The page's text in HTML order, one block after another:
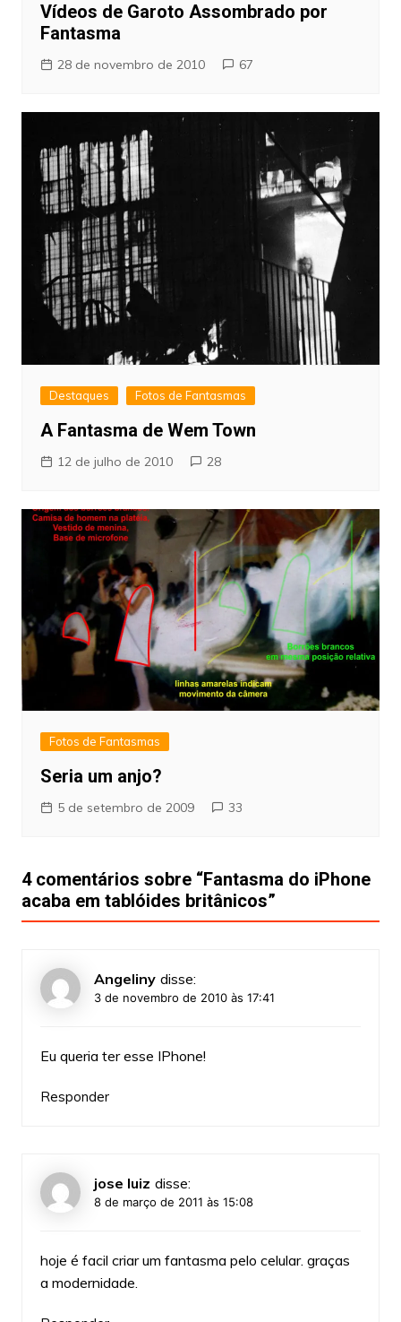
Vídeos de Garoto Assombrado por
Fantasma
28 de novembro de 2010 67
Destaques Fotos de Fantasmas
A Fantasma de Wem Town
12 de julho de 2010 28
Fotos de Fantasmas
Seria um anjo?
5 de setembro de 2009 33
4 comentários sobre “Fantasma do iPhone
acaba em tablóides britânicos”
Angeliny disse:
3 de novembro de 2010 às 17:41
Eu queria ter esse IPhone!
Responder
jose luiz disse:
8 de março de 2011 às 15:08
hoje é facil criar um fantasma pelo celular. graças
a modernidade.